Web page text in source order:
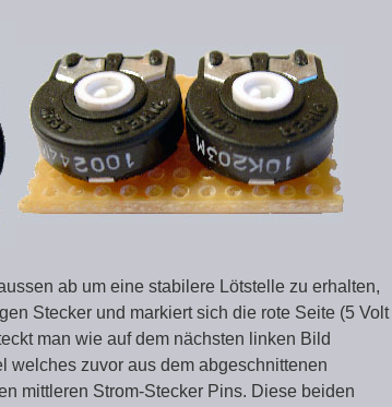
ab um eine stabilere Lötstelle zu erhalten,
Stecker und markiert sich die rote Seite (5 Volt
man wie auf dem nächsten linken Bild
welches zuvor aus dem abgeschnittenen
mittleren Strom-Stecker Pins. Diese beiden